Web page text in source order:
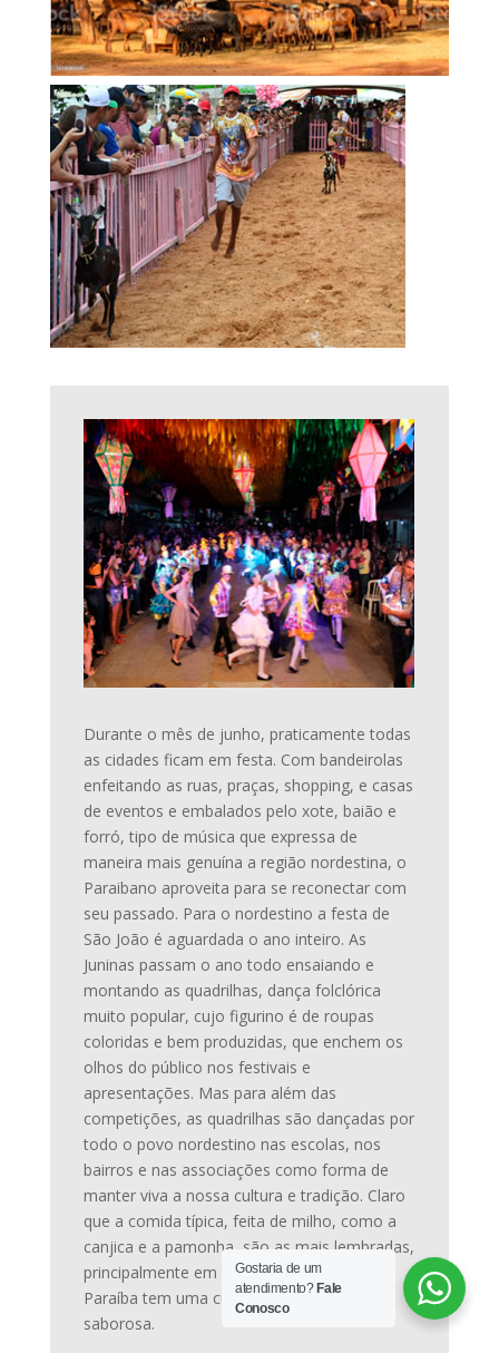
Durante o mês de junho, praticamente todas
as cidades ficam em festa. Com bandeirolas
enfeitando as ruas, praças, shopping, e casas
de eventos e embalados pelo xote, baião e
forró, tipo de música que expressa de
maneira mais genuína a região nordestina, o
Paraibano aproveita para se reconectar com
seu passado. Para o nordestino a festa de
São João é aguardada o ano inteiro. As
Juninas passam o ano todo ensaiando e
montando as quadrilhas, dança folclórica
muito popular, cujo figurino é de roupas
coloridas e bem produzidas, que enchem os
olhos do público nos festivais e
apresentações. Mas para além das
competições, as quadrilhas são dançadas por
todo o povo nordestino nas escolas, nos
bairros e nas associações como forma de
manter viva a nossa cultura e tradição. Claro
que a comida típica, feita de milho, como a
canjica e a pamonha, são as mais lembradas,
principalmente em tempos juninos, mas a
Paraíba tem uma culinária muito diversa e
saborosa.
Gostaria de um
atendimento? Fale
Conosco